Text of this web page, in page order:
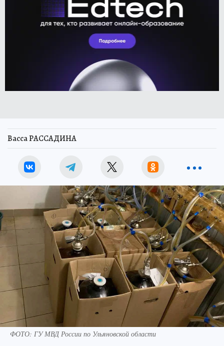
Васса РАССАДИНА
ФОТО: ГУ МВД России по Ульяновской области